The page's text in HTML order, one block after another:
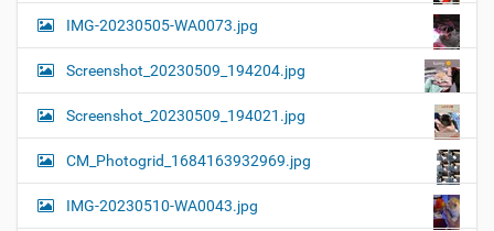
IMG-20230505-WA0073.jpg
Screenshot_20230509_194204.jpg
Screenshot_20230509_194021.jpg
CM_Photogrid_1684163932969.jpg
IMG-20230510-WA0043.jpg